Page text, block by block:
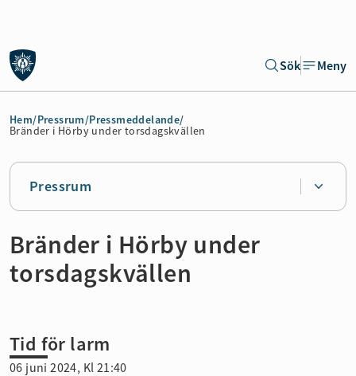
Sök Meny
Hem/Pressrum/Pressmeddelande/
Bränder i Hörby under torsdagskvällen
Pressrum
Bränder i Hörby under
torsdagskvällen
Tid för larm
06 juni 2024, Kl 21:40